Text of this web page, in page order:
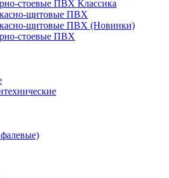
стоевые ПВХ Классика
щитовые ПВХ
щитовые ПВХ (Новинки)
стоевые ПВХ